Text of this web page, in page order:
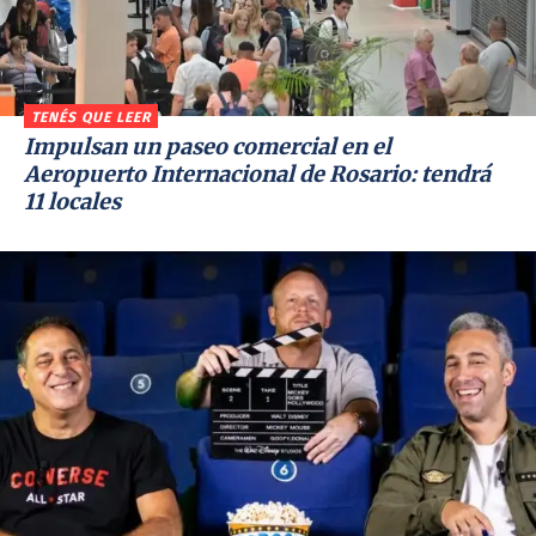
TENÉS QUE LEER
Impulsan un paseo comercial en el
Aeropuerto Internacional de Rosario: tendrá
11 locales